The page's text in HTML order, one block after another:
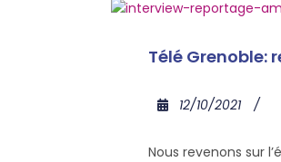
Télé Grenoble:
12/10/2021
Nous revenons sur